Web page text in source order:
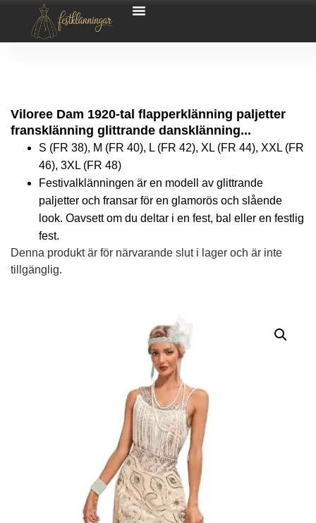
Viloree Dam 1920-tal flapperklänning paljetter
fransklänning glittrande dansklänning...
S (FR 38), M (FR 40), L (FR 42), XL (FR 44), XXL (FR
46), 3XL (FR 48)
Festivalklänningen är en modell av glittrande
paljetter och fransar för en glamorös och slående
look. Oavsett om du deltar i en fest, bal eller en festlig
fest.
Denna produkt är för närvarande slut i lager och är inte
tillgänglig.